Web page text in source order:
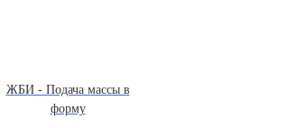
ЖБИ - Подача массы в
форму